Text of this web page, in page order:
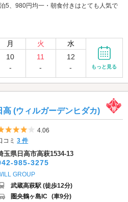
5、980円均一・朝食付きはとても人気で
月 火 水
10
-
11
-
12
-
もっと見る
(ウィルガーデンヒダカ)
5つ星のうち4
4.06
コミ3 件
玉県日高市高萩1534-13
985-3275
GROUP
武蔵高萩駅 (徒歩12分)
圏央鶴ヶ島IC (車9分)